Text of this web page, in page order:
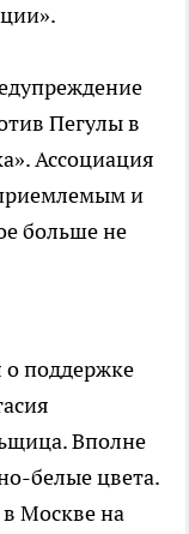
Пегулы в
Ассоциация
и
больше не
о поддержке
Вполне
белые цвета.
Москве на